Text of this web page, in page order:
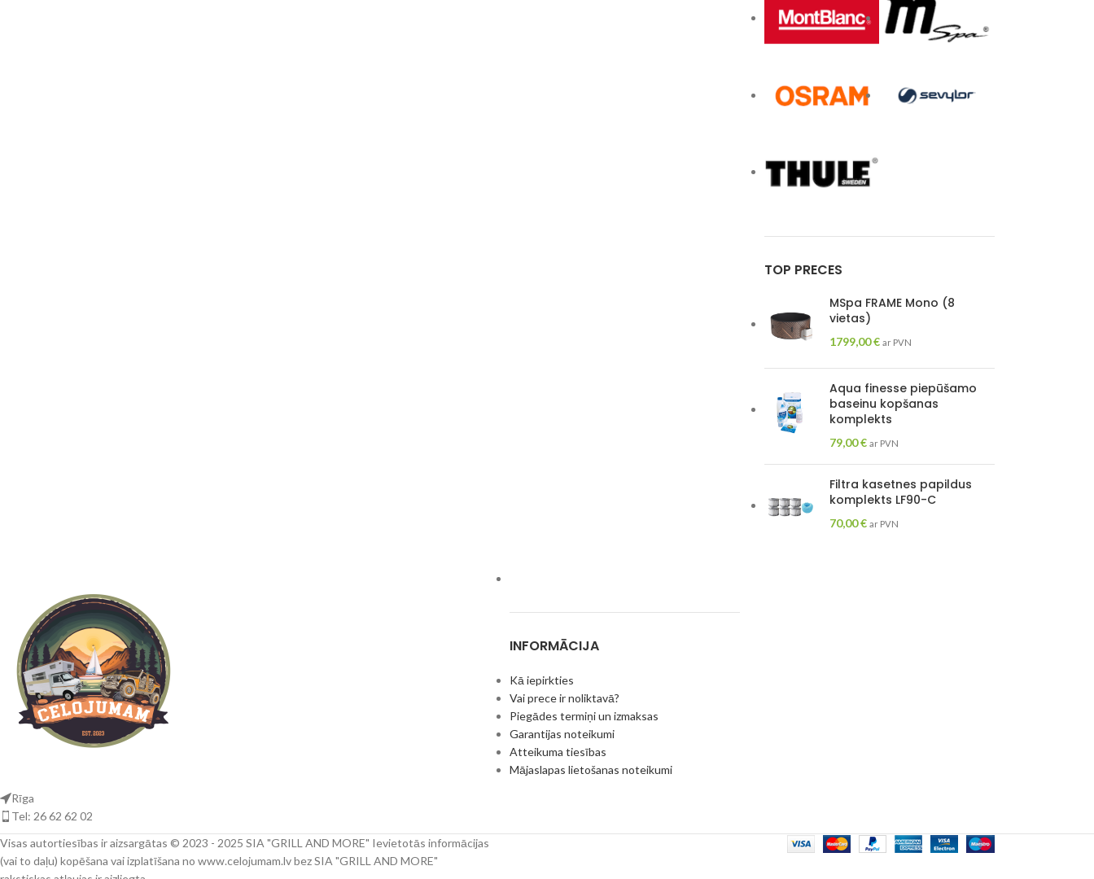
TOP PRECES
MSpa FRAME Mono (8
vietas)
1799,00€ ar PVN
Aqua finesse piepūšamo
baseinu kopšanas
komplekts
79,00€ ar PVN
Filtra kasetnes papildus
komplekts LF90-C
70,00€ ar PVN
Rīga
Tel: 26 62 62 02
INFORMĀCIJA
Kā iepirkties
Vai prece ir noliktavā?
Piegādes termiņi un izmaksas
Garantijas noteikumi
Atteikuma tiesības
Mājaslapas lietošanas noteikumi
Visas autortiesības ir aizsargātas © 2023 - 2025 SIA "GRILL AND MORE" Ievietotās informācijas
(vai to daļu) kopēšana vai izplatīšana no www.celojumam.lv bez SIA "GRILL AND MORE"